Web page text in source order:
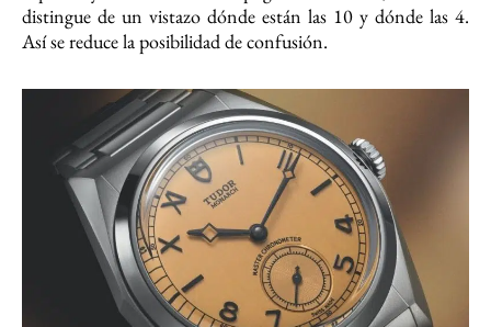
distingue de un vistazo dónde están las 10 y dónde las 4.
Así se reduce la posibilidad de confusión.